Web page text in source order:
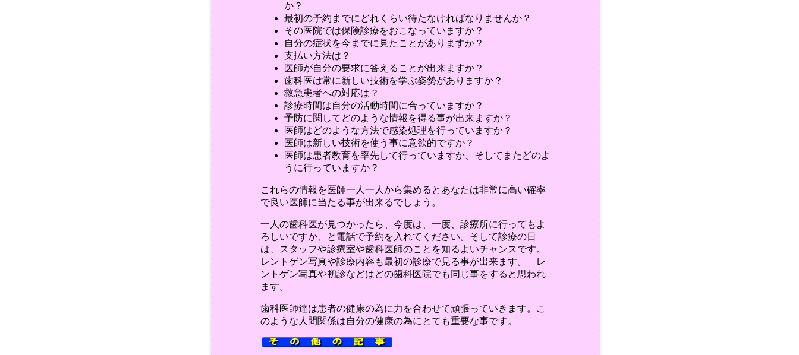
か？
最初の予約までにどれくらい待たなければなりませんか？
その医院では保険診療をおこなっていますか？
自分の症状を今までに見たことがありますか？
支払い方法は？
医師が自分の要求に答えることが出来ますか？
歯科医は常に新しい技術を学ぶ姿勢がありますか？
救急患者への対応は？
診療時間は自分の活動時間に合っていますか？
予防に関してどのような情報を得る事が出来ますか？
医師はどのような方法で感染処理を行っていますか？
医師は新しい技術を使う事に意欲的ですか？
医師は患者教育を率先して行っていますか、そしてまたどのよ
うに行っていますか？
これらの情報を医師一人一人から集めるとあなたは非常に高い確率
で良い医師に当たる事が出来るでしょう。
一人の歯科医が見つかったら、今度は、一度、診療所に行ってもよ
ろしいですか、と電話で予約を入れてください。そして診療の日
は、スタッフや診療室や歯科医師のことを知るよいチャンスです。
レントゲン写真や診療内容も最初の診療で見る事が出来ます。 レ
ントゲン写真や初診などはどの歯科医院でも同じ事をすると思われ
ます。
歯科医師達は患者の健康の為に力を合わせて頑張っていきます。こ
のような人間関係は自分の健康の為にとても重要な事です。